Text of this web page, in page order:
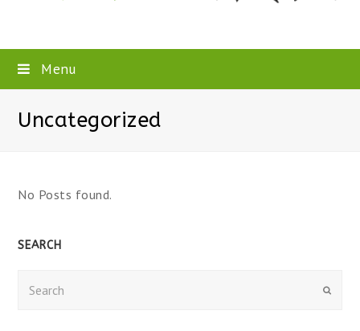
Menu
Uncategorized
No Posts found.
SEARCH
Submit